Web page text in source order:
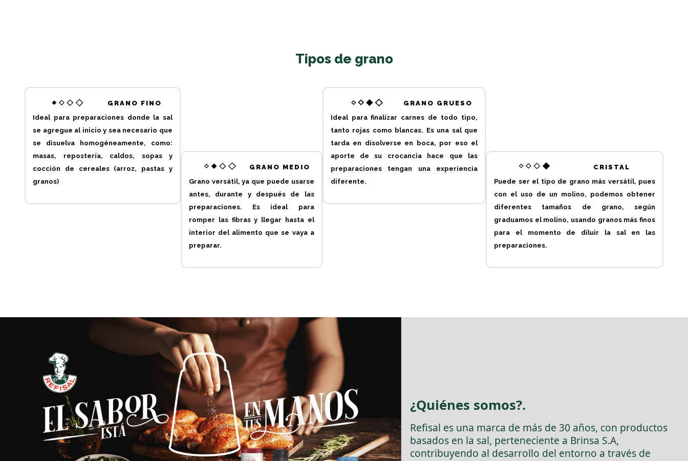
Tipos de grano
GRANO FINO
Ideal para preparaciones donde la sal
se agregue al inicio y sea necesario que
se disuelva homogéneamente, como:
masas, repostería, caldos, sopas y
cocción de cereales (arroz, pastas y
granos)
GRANO MEDIO
Grano versátil, ya que puede usarse
antes, durante y después de las
preparaciones. Es ideal para
romper las fibras y llegar hasta el
interior del alimento que se vaya a
preparar.
GRANO GRUESO
Ideal para finalizar carnes de todo tipo,
tanto rojas como blancas. Es una sal que
tarda en disolverse en boca, por eso el
aporte de su crocancia hace que las
preparaciones tengan una experiencia
diferente.
CRISTAL
Puede ser el tipo de grano más versátil, pues
con el uso de un molino, podemos obtener
diferentes tamaños de grano, según
graduamos el molino, usando granos más finos
para el momento de diluir la sal en las
preparaciones.
¿Quiénes somos?.
Refisal es una marca de más de 30 años, con productos
basados en la sal, perteneciente a Brinsa S.A,
contribuyendo al desarrollo del entorno a través de